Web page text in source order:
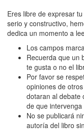
Eres libre de expresar
serio y constructivo,
dedica un momento a
Los campos
Recuerda que un
te gusta o no el
Por favor se
opiniones de
dotaran al debate
de que
No se publicará
autoría del libro